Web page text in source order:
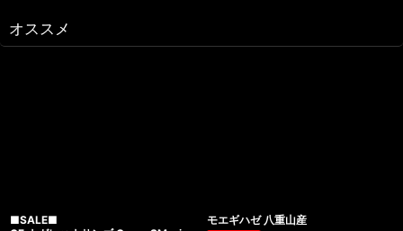
オススメ
■SALE■
モエギハゼ 八重山産